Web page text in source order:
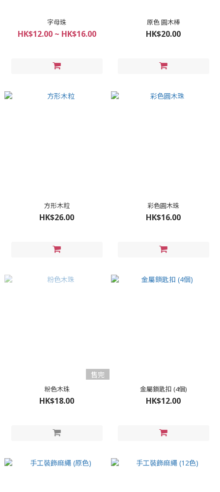
字母珠
HK$12.00 ~ HK$16.00
原色 圓木棒
HK$20.00
方形木粒
HK$26.00
彩色圓木珠
HK$16.00
售完
粉色木珠
HK$18.00
金屬鎖匙扣 (4個)
HK$12.00